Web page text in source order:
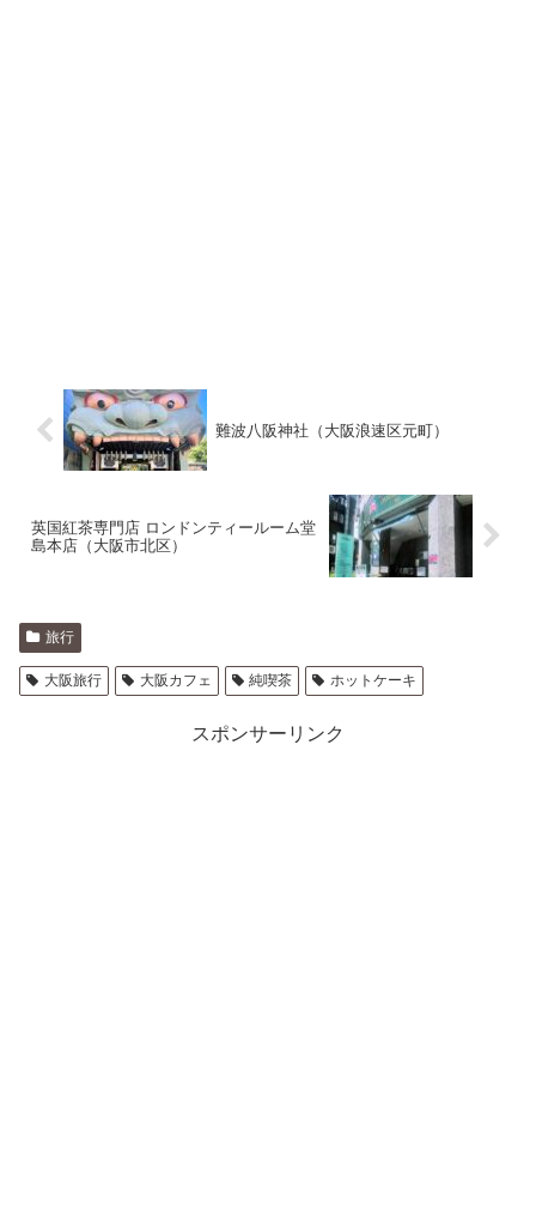
難波八阪神社（大阪浪速区元町）
英国紅茶専門店 ロンドンティールーム堂
島本店（大阪市北区）
旅行
大阪旅行 大阪カフェ 純喫茶 ホットケーキ
スポンサーリンク